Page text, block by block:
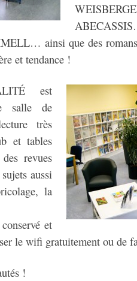
ainsi que des
et tendance !
est
salle de
très
et tables
revues
aussi
la
et
le wifi gratuitement ou de
!